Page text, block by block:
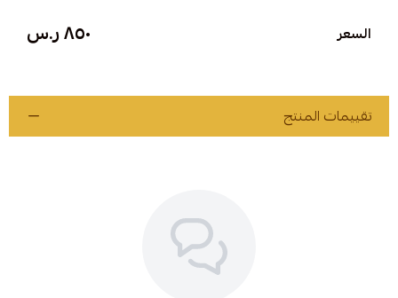
المواصفات:
المقاس: ٥ أمريكي
الطلي: روديوم لمتانة ولمعان يدوم
السعر ٨٥٠ ر.س
تقييمات المنتج